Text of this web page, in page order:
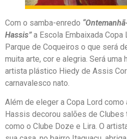
Com o samba-enredo
Hassis”a Escola Embaixada Copa
Parque de Coqueiros o que será
muita arte, cor e alegria. Será uma
artista plástico Hiedy de Assis
carnavalesco nato.
Além de eleger a Copa Lord como
Hassis decorou salões de Clubes
como o Clube Doze e Lira. O